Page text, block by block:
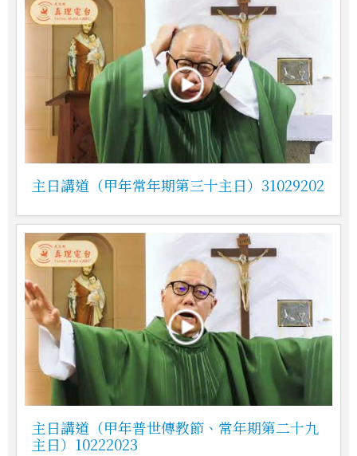
主日講道（甲年常年期第三十主日）31029202
主日講道（甲年普世傳教節、常年期第二十九
主日）10222023